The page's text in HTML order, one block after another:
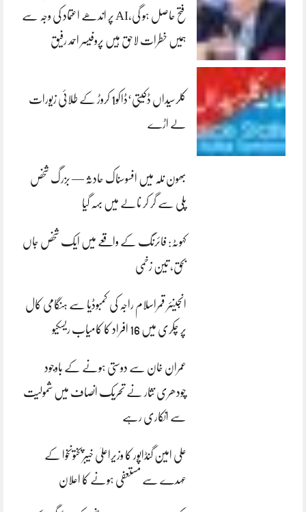
فتح حاصل ہو گی،AI پر اندھے اعتماد کی وجہ سے
ہمیں خطرات لاحق ہیں پروفیسر احمد رفیق
کلرسیداں ڈکیتی‘ڈاکو1 کروڑ کے طلائی زیورات
لے اڑے
بھون نلہ میں افسوسناک حادثہ — بزرگ شخص
پلی سے گر کر نالے میں بہہ گیا
کہوٹہ: فائرنگ کے واقعے میں ایک شخص جاں
بحق، تین زخمی
انجینئر قمراسلام راجہ کی کمبوڈیا سے ہنگامی کال
پر چکری میں 16 افراد کا کامیاب ریسکیو
عمران خان سے دوستی ہونے کے باوجود
چودھری نثار نے تحریک انصاف میں شمولیت
سے انکاری رہے
علی امین گنڈاپور کا وزیراعلیٰ خیبرپختونخوا کے
عہدے سے مستعفی ہونے کا اعلان